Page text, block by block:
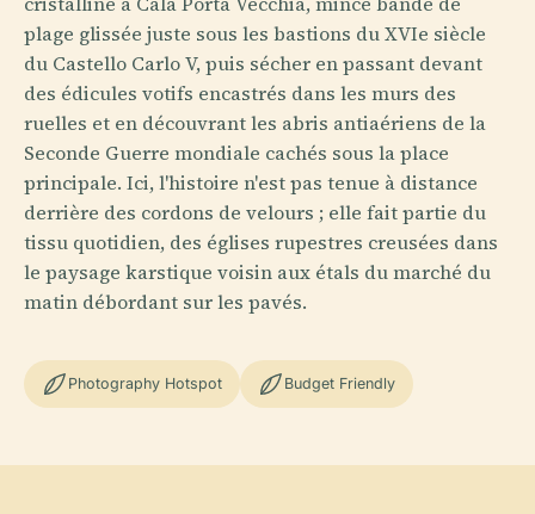
plage glissée juste sous les bastions du XVIe siècle
du Castello Carlo V, puis sécher en passant devant
des édicules votifs encastrés dans les murs des
ruelles et en découvrant les abris antiaériens de la
Seconde Guerre mondiale cachés sous la place
principale. Ici, l'histoire n'est pas tenue à distance
derrière des cordons de velours ; elle fait partie du
tissu quotidien, des églises rupestres creusées dans
le paysage karstique voisin aux étals du marché du
matin débordant sur les pavés.
Photography Hotspot Budget Friendly